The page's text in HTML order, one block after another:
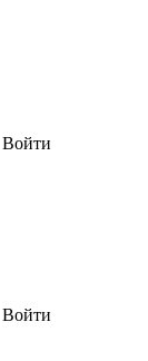
Войти
Войти